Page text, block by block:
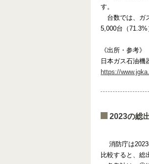
す。
台数では、ガ
5,000台（
《出所・参考》
日本ガス石油機
https://
2023の総
消防庁は2023
比較すると、総